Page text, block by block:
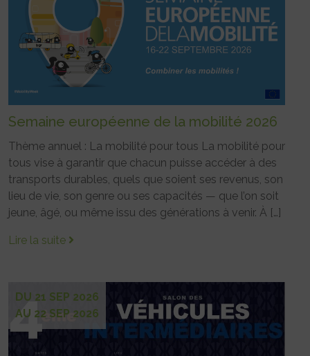
Semaine européenne de la mobilité 2026
Thème annuel : La mobilité pour tous La mobilité pour
tous vise à garantir que chacun puisse accéder à des
transports durables, quels que soient ses revenus, son
lieu de vie, son genre ou ses capacités — que l’on soit
jeune, âgé, ou même issu des générations à venir. À […]
Lire la suite
DU 21 SEP 2026
AU 22 SEP 2026